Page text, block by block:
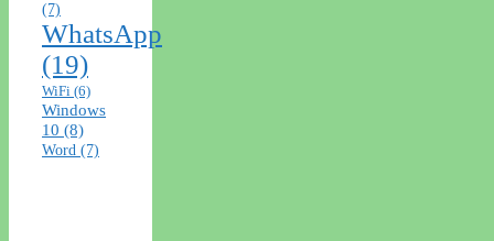
(7)
WhatsApp
(19)
WiFi (6)
Windows
10 (8)
Word (7)